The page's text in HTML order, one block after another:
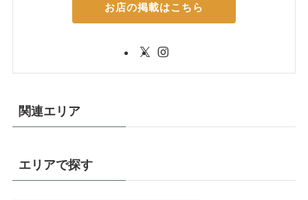
お店の掲載はこちら
関連エリア
エリアで探す